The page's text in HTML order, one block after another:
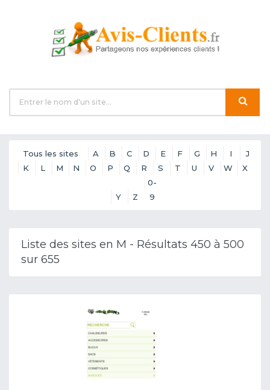
Tous les sites A B C D E F G H I
J
K
L M N O P Q R S T U V W X
Y Z
0-
9
Liste des sites en M - Résultats 450 à 500
sur 655